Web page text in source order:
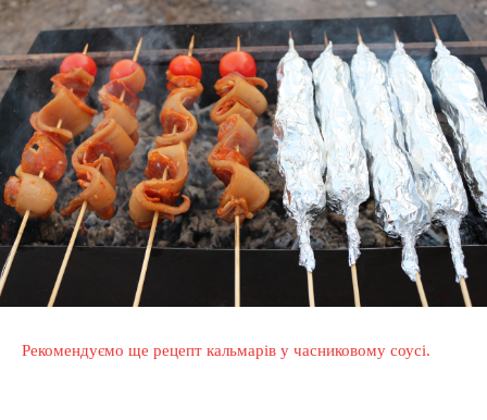
Рекомендуємо ще рецепт кальмарів у часниковому соусі.